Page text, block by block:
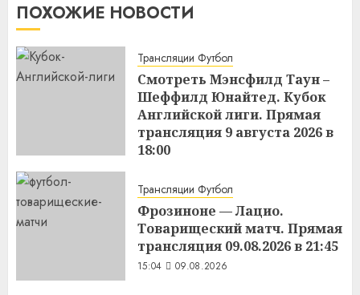
ПОХОЖИЕ НОВОСТИ
Трансляции Футбол
Смотреть Мэнсфилд Таун –
Шеффилд Юнайтед. Кубок
Английской лиги. Прямая
трансляция 9 августа 2026 в
18:00
Трансляции Футбол
Фрозиноне — Лацио.
Товарищеский матч. Прямая
трансляция 09.08.2026 в 21:45
15:04 09.08.2026